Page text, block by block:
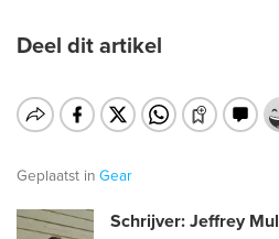
Deel dit artikel
Geplaatst in Gear
Schrijver: Jeffrey Mul